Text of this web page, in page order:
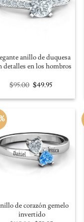
anillo de duquesa
detalles en los hombros
$95.00 Original
price
was:
$49.95Current
is:
de corazón gemelo
invertido